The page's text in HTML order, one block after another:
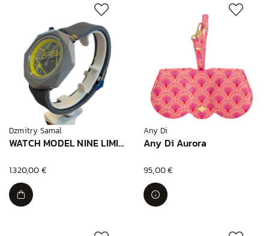
Dzmitry Samal
WATCH MODEL NINE LIMITED YELLOW
1.320,00 €
Any Di
Any Di Aurora
95,00 €